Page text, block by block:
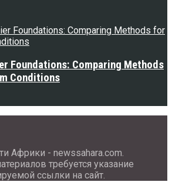
Foundations: Comparing Methods
Conditions
Африки - newssahara.com.
требуется указание
ссылки на сайт.